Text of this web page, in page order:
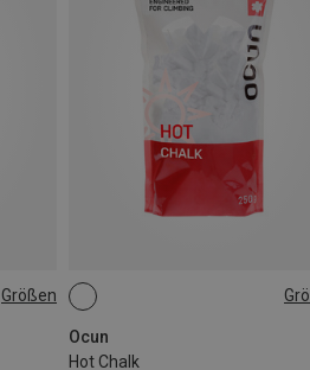
Größen
Ocun
Hot Chalk
250G